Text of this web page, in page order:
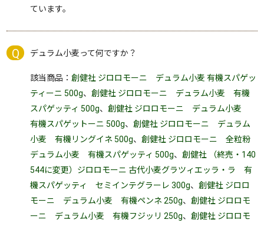
ています。
デュラム小麦って何ですか？
該当商品：創健社 ジロロモーニ デュラム小麦 有機スパゲッ
ティーニ 500g、創健社 ジロロモーニ デュラム小麦 有機
スパゲッティ 500g、創健社 ジロロモーニ デュラム小麦
有機スパゲットーニ 500g、創健社 ジロロモーニ デュラム
小麦 有機リングイネ 500g、創健社 ジロロモーニ 全粒粉
デュラム小麦 有機スパゲッティ 500g、創健社 （終売・140
544に変更）ジロロモーニ 古代小麦グラツィエッラ・ラ 有
機スパゲッティ セミインテグラーレ 300g、創健社 ジロロ
モーニ デュラム小麦 有機ペンネ 250g、創健社 ジロロモ
ーニ デュラム小麦 有機フジッリ 250g、創健社 ジロロモ